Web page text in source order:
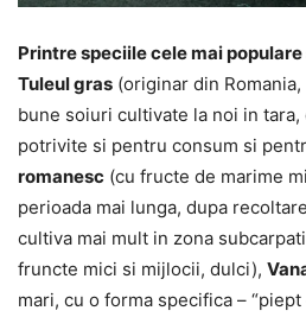
Printre speciile cele mai
Tuleul gras (originar din
bune soiuri cultivate la noi in
potrivite si pentru consum si
romanesc (cu fructe de marime
perioada mai lunga, dupa
cultiva mai mult in zona
fruncte mici si mijlocii, dulci),
mari, cu o forma specifica –